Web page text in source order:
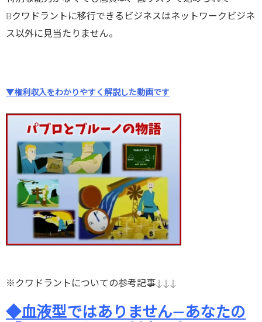
Bクワドラントに移行できるビジネスはネットワークビジネ
ス以外に見当たりません。
▼権利収入をわかりやすく解説した動画です
※クワドラントについての参考記事↓↓↓
◆血液型ではありません―あなたの